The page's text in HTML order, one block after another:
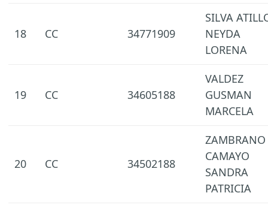
18 CC 34771909
SILVA
NEYDA
LORENA
19 CC 34605188
VALDEZ
GUSMAN
MARCELA
20 CC 34502188
ZAMBRANO
CAMAYO
SANDRA
PATRICIA